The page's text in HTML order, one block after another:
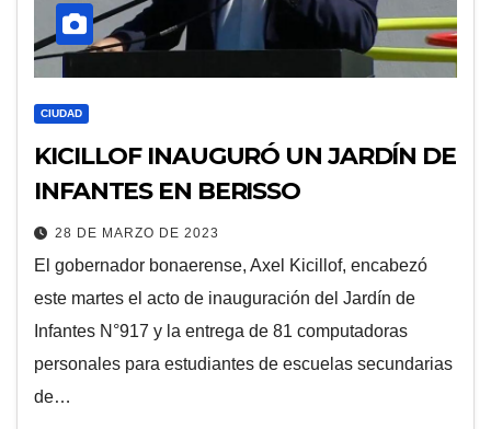
CIUDAD
KICILLOF INAUGURÓ UN JARDÍN DE
INFANTES EN BERISSO
28 DE MARZO DE 2023
El gobernador bonaerense, Axel Kicillof, encabezó
este martes el acto de inauguración del Jardín de
Infantes N°917 y la entrega de 81 computadoras
personales para estudiantes de escuelas secundarias
de…